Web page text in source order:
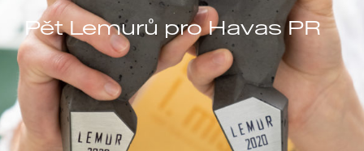
Pět Lemurů pro Havas PR